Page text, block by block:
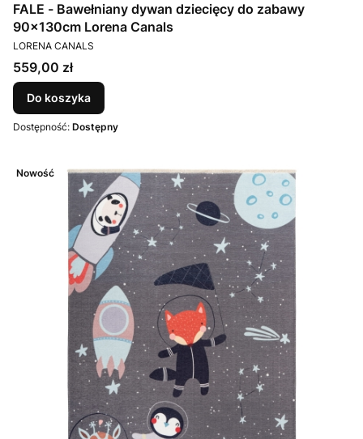
FALE - Bawełniany dywan dziecięcy do zabawy
90x130cm Lorena Canals
PRODUCENT
LORENA CANALS
Cena
559,00 zł
Do koszyka
Dostępność: Dostępny
Nowość